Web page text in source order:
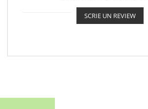
SCRIE UN REVIEW